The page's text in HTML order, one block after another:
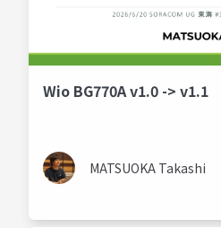
Wio BG770A v1.0 -> v1.1
MATSUOKA Takashi